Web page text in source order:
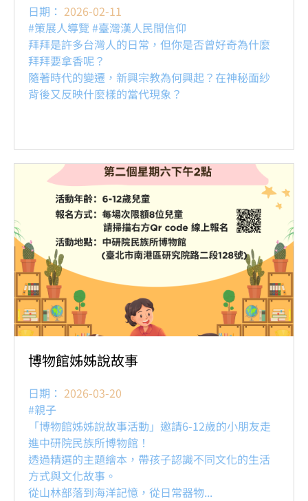
日期： 2026-02-11
#策展人導覽 #臺灣漢人民間信仰
拜拜是許多台灣人的日常，但你是否曾好奇為什麼
拜拜要拿香呢？
隨著時代的變遷，新興宗教為何興起？在神秘面紗
背後又反映什麼樣的當代現象？
博物館姊姊說故事
日期： 2026-03-20
#親子
「博物館姊姊說故事活動」邀請6-12歲的小朋友走
進中研院民族所博物館！
透過精選的主題繪本，帶孩子認識不同文化的生活
方式與文化故事。
從山林部落到海洋記憶，從日常器物...